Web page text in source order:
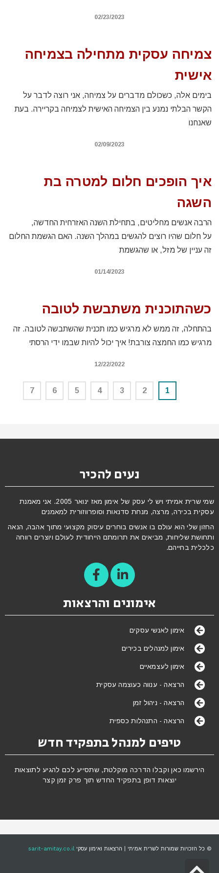
02/23/2023
צמיחה עסקית מתחילה בצמיחה
אישית
בימים אלה, כשכולם מדברים על צמיחה, אני רוצה לדבר על
הקשר הבלתי נמנע בין הצמיחה האישית לצמיחה בקריירה. בעת
שאנחנו
02/09/2023
איך הופכים חלום למטרה בת
השגה
הרבה אנשים מחליטים, בתחילת השנה האזרחית החדשה,
על חלום שהיו רוצים להגשים במהלך השנה. האם הגשמת החלום
זה עניין של מזל, או שהגשמת
01/14/2023
כשהתוכנית משתבשת לטובה
בהתחלה, זה ממש לא מרגיש כמו תכנית שהשתבשה לטובה. זה
מרגיש כמו החמצה צורבת! איך יכול להיות שבמו ידי הרסתי
12/22/2022
1
2
3
4
5
6
7
נעים להכיר
שמי שרית אמיתי ויש לי עסק של אימון מאז ינואר 2005. אני מאמנת
עסקית בכירה, מרצה, מנחת סדנאות וסופרווזורית למאמנים
החזון שלי הוא עולם בו אנשים בוחרים עיסוק מקצועי מתוך אהבה, הנאה
ותחושת שליחות, מביאים את תרומתם הייחודית לעולם ויוצרים רווחה
כלכלית בחייהם.
אימונים והרצאות
אימון לאנשי עסקים
אימון למנהלים בכירים
אימון לעצמאיים
הרצאה - ענווה כעוצמה עסקית
הרצאה - ניהול זמן
הרצאה - התנהלות כספית
טיפים למנהל בתפקיד חדש
הירשמו כאן וקבלו הדרכה מוקלטת, שתסייע לכם להגיע לתוצאות
יוצאות דופן בתפקיד החדש תוך פרק זמן קצר
© כל הזכויות שמורות לשרית אמיתי | הרצאות ואימון עסקיsarit-amitay.co.il